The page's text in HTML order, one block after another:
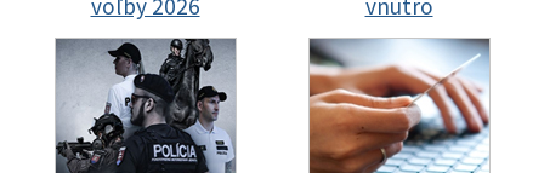
voľby 2026
vnútro